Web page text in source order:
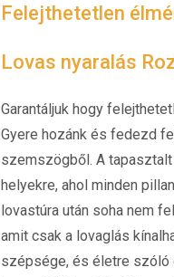
Felejthetetlen
Lovas nyaralás
Garantáljuk hogy
Gyere hozánk és fedezd
szemszögből. A
helyekre, ahol minden
lovastúra után soha nem
amit csak a lovaglás
szépsége, és életre szóló